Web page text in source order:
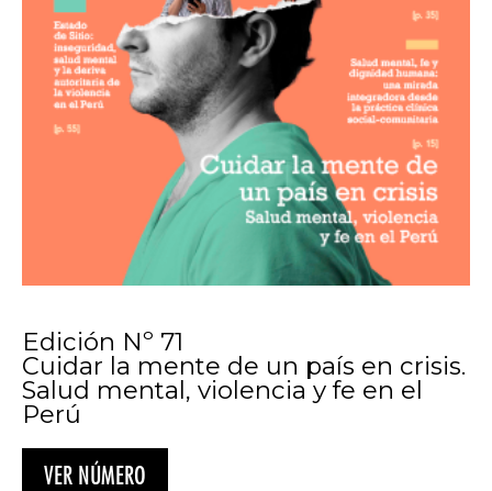
Edición Nº 71
Cuidar la mente de un país en crisis.
Salud mental, violencia y fe en el
Perú
VER NÚMERO